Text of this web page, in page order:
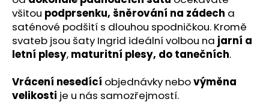
všitou podprsenku, šněrování na zádech a
saténové podšití s dlouhou spodničkou. Kromě
svateb jsou šaty Ingrid ideální volbou na jarní a
letní plesy, maturitní plesy, do tanečních.
Vrácení nesedící objednávky nebovýměna
velikosti je u nás samozřejmostí.